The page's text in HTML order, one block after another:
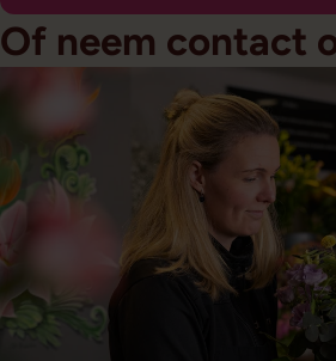
Of neem contact